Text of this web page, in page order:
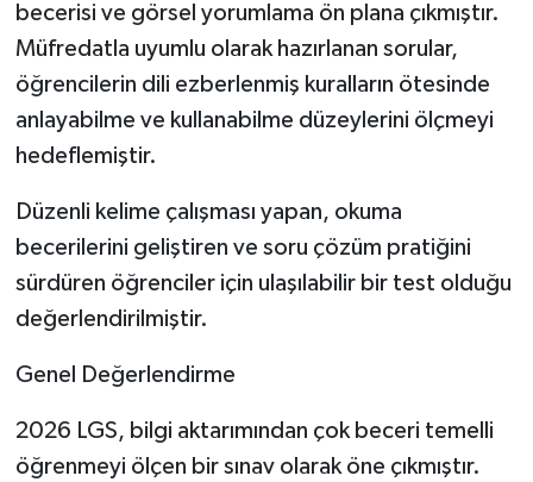
becerisi ve görsel yorumlama ön plana çıkmıştır.
Müfredatla uyumlu olarak hazırlanan sorular,
öğrencilerin dili ezberlenmiş kuralların ötesinde
anlayabilme ve kullanabilme düzeylerini ölçmeyi
hedeflemiştir.
Düzenli kelime çalışması yapan, okuma
becerilerini geliştiren ve soru çözüm pratiğini
sürdüren öğrenciler için ulaşılabilir bir test olduğu
değerlendirilmiştir.
Genel Değerlendirme
2026 LGS, bilgi aktarımından çok beceri temelli
öğrenmeyi ölçen bir sınav olarak öne çıkmıştır.